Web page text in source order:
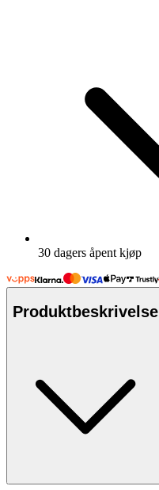
30 dagers åpent kjøp
Produktbeskrivelse